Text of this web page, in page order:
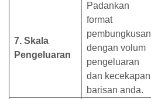
7. Skala
Pengeluaran
Padankan
format
pembungkusan
dengan volum
pengeluaran
dan kecekapan
barisan anda.